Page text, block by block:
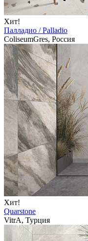
Хит!
Палладио / Palladio
ColiseumGres, Россия
Хит!
Quarstone
VitrA, Турция